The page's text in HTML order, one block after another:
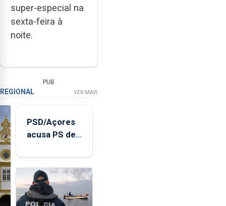
super-especial na
sexta-feira à
noite.
PUB
REGIONAL VER MAIS
PSD/Açores
acusa PS de
contraditória"
sobre
evolução
turística